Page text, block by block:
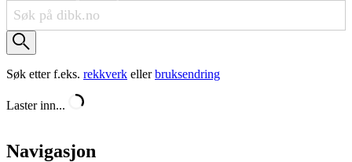
Søk etter f.eks. rekkverk ellerbruksendring
Laster inn...
Navigasjon